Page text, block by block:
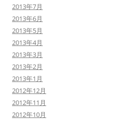
2013年7月
2013年6月
2013年5月
2013年4月
2013年3月
2013年2月
2013年1月
2012年12月
2012年11月
2012年10月